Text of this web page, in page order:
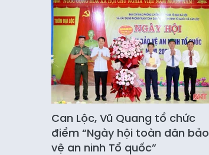
Can Lộc, Vũ Quang tổ chức
điểm “Ngày hội toàn dân bảo
vệ an ninh Tổ quốc”